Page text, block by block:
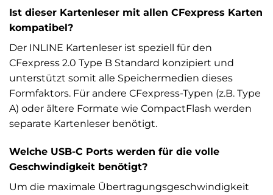
Ist dieser Kartenleser mit allen CFexpress Karten
kompatibel?
Der INLINE Kartenleser ist speziell für den
CFexpress 2.0 Type B Standard konzipiert und
unterstützt somit alle Speichermedien dieses
Formfaktors. Für andere CFexpress-Typen (z.B. Type
A) oder ältere Formate wie CompactFlash werden
separate Kartenleser benötigt.
Welche USB-C Ports werden für die volle
Geschwindigkeit benötigt?
Um die maximale Übertragungsgeschwindigkeit